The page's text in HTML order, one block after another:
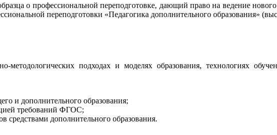
о профессиональной переподготовке, дающий право на ведение
переподготовки «Педагогика дополнительного образования»
методологических подходах и моделях образования, технологиях
и дополнительного образования;
требований ФГОС;
средствами дополнительного образования.